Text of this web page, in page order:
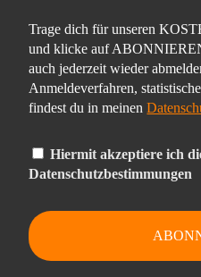
Trage dich für unseren
und klicke auf
auch jederzeit wieder
Anmeldeverfahren,
findest du in meinen
Hiermit akzeptiere ich
Datenschutzbestimmungen